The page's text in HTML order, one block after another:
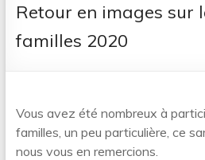
Retour en images sur
familles 2020
Vous avez été nombreux à
familles, un peu particulière, ce
nous vous en remercions.